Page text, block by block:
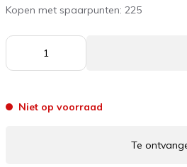
Kopen met spaarpunten:225
Niet op voorraad
Te